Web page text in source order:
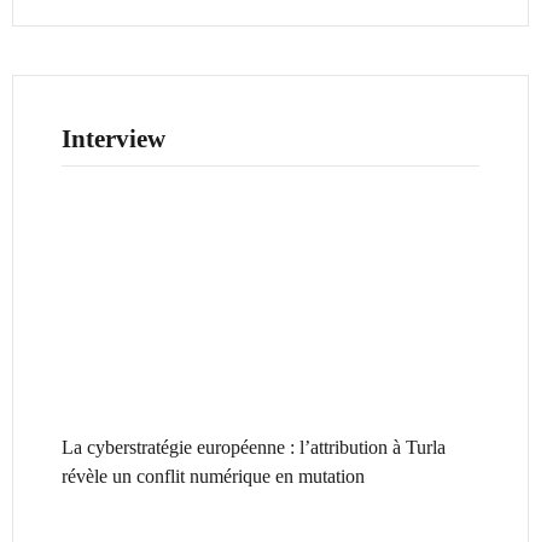
Interview
La cyberstratégie européenne : l’attribution à Turla
révèle un conflit numérique en mutation